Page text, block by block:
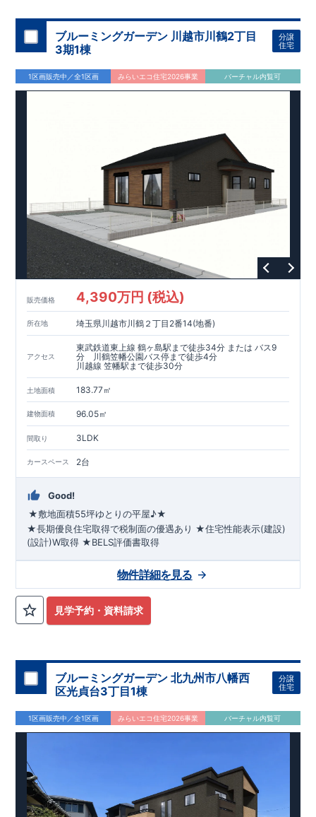
ブルーミングガーデン 川越市川鶴2丁目
3期1棟
分譲
住宅
1区画販売中／全1区画 みらいエコ住宅2026事業 バーチャル内覧可
販売価格 4,390万円 (税込)
所在地 埼玉県川越市川鶴２丁目2番14(地番)
アクセス
東武鉄道東上線 鶴ヶ島駅まで徒歩34分 または バス9
分 川鶴笠幡公園バス停まで徒歩4分
川越線 笠幡駅まで徒歩30分
土地面積 183.77㎡
建物面積 96.05㎡
間取り 3LDK
カースペース 2台
Good!
★敷地面積55坪ゆとりの平屋♪★
★長期優良住宅取得で税制面の優遇あり ★住宅性能表示(建設)
(設計)W取得 ★BELS評価書取得
●2026年10月下旬完成予定● 閑静な住宅街に位置し、子育て
ファミリーにはピッタリ! 平日休日ご内覧可能です!
TEL:049-248-5700まで お気軽にお問い合わせ下さい♪
◎東武東上線​『鶴ヶ島』駅まで
『川鶴笠幡公園』まで徒歩4分☆ ■学校
川越西中学校 ■幼稚園・保育園
■お買い物施設 ローソン・エコスTAIRAYA
■その他施設 川越川鶴郵便局・
大理石。 ・調味料やコップが収納可能なスパイスニッチ 【収
納の多いお家】 ・収納上手な暮らしを実現 ・あると便利な床
下収納 ・トイレには掃除用具などの収納できる壁面収納
【17
井を採用！ ・開放的な心地の良いリビング
・なにかと便利な
洋室仕様和室あり 【様々な設備・仕様】 ・雨の日でも洗濯物
屋増やすことができるフレキシブルルーム♪
広がる青空と緑や花々に彩られた美しい街並み 家族との一体感
を感じられる住まいづくりを追求した家♪ こだわりの設備仕
様！周辺には利便施設が点在！
見学予約・資料請求
物件詳細を見る
ブルーミングガーデン 北九州市八幡西
区光貞台3丁目1棟
分譲
住宅
1区画販売中／全1区画 みらいエコ住宅2026事業 バーチャル内覧可